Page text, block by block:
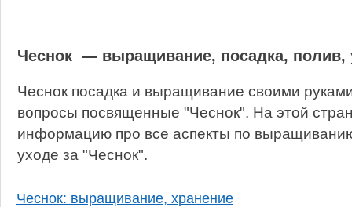
Чеснок — выращивание, посадка, полив,
Чеснок посадка и выращивание своими
вопросы посвященные "Чеснок". На этой
информацию про все аспекты по
уходе за "Чеснок".
Чеснок: выращивание, хранение